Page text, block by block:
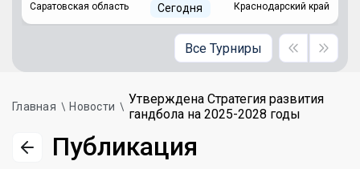
Саратовская область Сегодня Краснодарский край
Все Турниры
Главная Новости
Утверждена Стратегия развития
гандбола на 2025-2028 годы
Публикация